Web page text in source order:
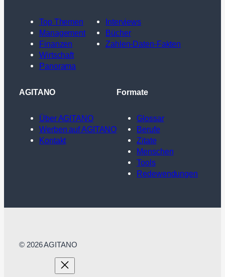
Top Themen
Management
Finanzen
Wirtschaft
Panorama
Interviews
Bücher
Zahlen-Daten-Fakten
AGITANO
Über AGITANO
Werben auf AGITANO
Kontakt
Formate
Glossar
Berufe
Zitate
Menschen
Tools
Redewendungen
© 2026 AGITANO